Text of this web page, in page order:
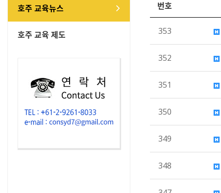
호주 교육뉴스
호주 교육 제도
번호
353
352
351
350
349
348